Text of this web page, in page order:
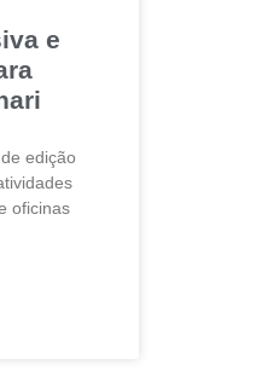
e
edição
oficinas